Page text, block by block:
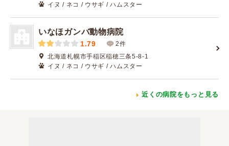
イヌ / ネコ / ウサギ / ハムスター
いなほガンバ動物病院
1.79
2件
北海道札幌市手稲区稲穂三条5-8-1
イヌ / ネコ / ウサギ / ハムスター
近くの病院をもっと見る